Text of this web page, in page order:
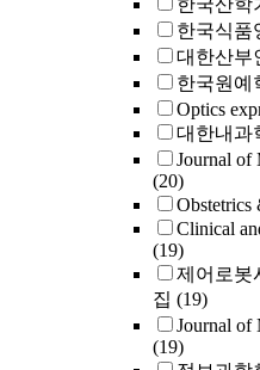
한국산학
한국식품
대한산부
한국원예
Optics
대한내과
Journal of
(20)
Obstetrics
Clinical
(19)
제어로봇
집 (19)
Journal of
(19)